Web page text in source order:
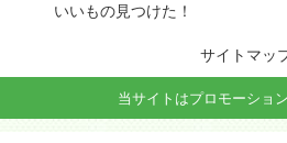
いいもの見つけた！
サイトマッ
当サイトはプロモーショ